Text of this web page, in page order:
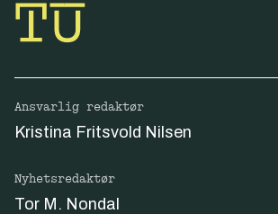
Ansvarlig redaktør
Kristina Fritsvold Nilsen
Nyhetsredaktør
Tor M. Nondal